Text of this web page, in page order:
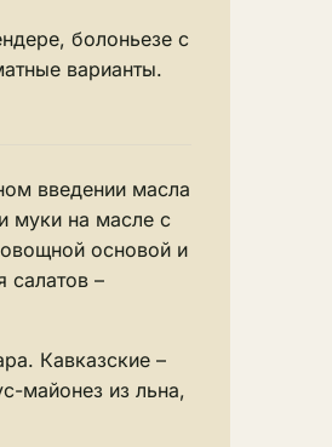
болоньезе с
варианты.
введении масла
муки на масле с
основой и
–
Кавказские –
майонез из льна,